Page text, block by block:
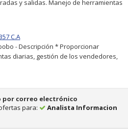
y salidas. Manejo de herramientas
C.A
- Descripción * Proporcionar
diarias, gestión de los vendedores,
por correo electrónico
para:
Analista Informacion